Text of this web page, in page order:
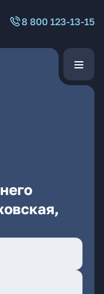
8 800 123-13-15